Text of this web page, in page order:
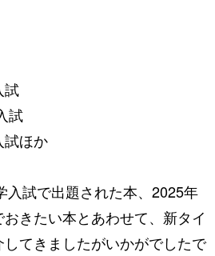
試
試
試ほか
入試で出題された本、2025年
きたい本とあわせて、新タイ
てきましたがいかがでしたで